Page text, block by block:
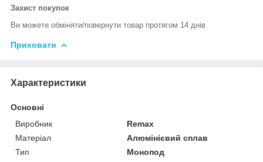
Захист покупок
Ви можете обміняти/повернути товар протягом 14 днів
Приховати
Характеристики
Основні
Виробник
Remax
Матеріал
Алюмінієвий сплав
Тип
Монопод